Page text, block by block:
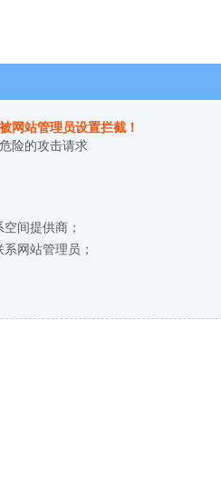
网站管理员设置拦截！
险的攻击请求
间提供商；
网站管理员；